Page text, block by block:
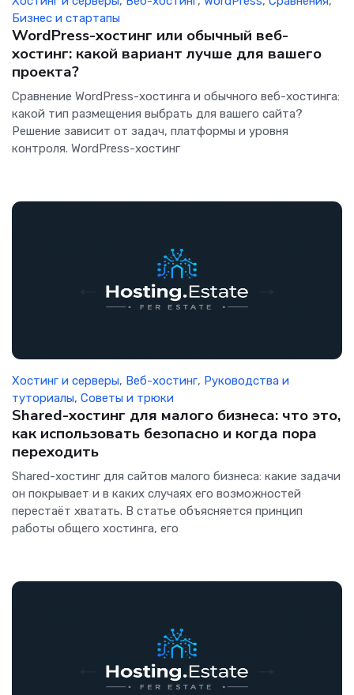
Бизнес и стартапы
WordPress-хостинг или обычный веб-
хостинг: какой вариант лучше для вашего
проекта?
Сравнение WordPress-хостинга и обычного веб-хостинга:
какой тип размещения выбрать для вашего сайта?
Решение зависит от задач, платформы и уровня
контроля. WordPress-хостинг
Хостинг и серверы, Веб-хостинг, Руководства и
туториалы, Советы и трюки
Shared-хостинг для малого бизнеса: что это,
как использовать безопасно и когда пора
переходить
Shared-хостинг для сайтов малого бизнеса: какие задачи
он покрывает и в каких случаях его возможностей
перестаёт хватать. В статье объясняется принцип
работы общего хостинга, его